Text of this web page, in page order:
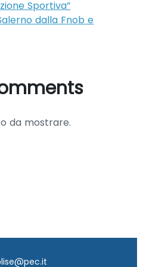
Sportiva”
dalla Fnob e
da mostrare.